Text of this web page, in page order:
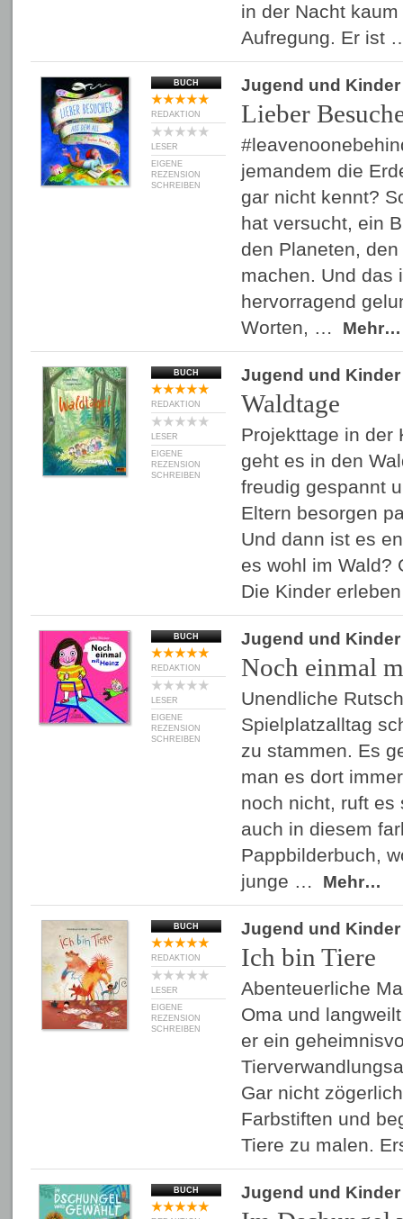
in der Nacht
Aufregung. Er ist
BUCH
REDAKTION
LESER
EIGENE
REZENSION
SCHREIBEN
Jugend und Kinder
Lieber
jemandem die
gar nicht kennt?
hat versucht, ein
den Planeten,
machen. Und das
hervorragend
Worten, …
Mehr…
BUCH
REDAKTION
LESER
EIGENE
REZENSION
SCHREIBEN
Jugend und Kinder
Waldtage
Projekttage in der
geht es in den
freudig gespannt
Eltern besorgen
Und dann ist es
es wohl im Wald?
Die Kinder
BUCH
REDAKTION
LESER
EIGENE
REZENSION
SCHREIBEN
Jugend und Kinder
Noch einmal
Unendliche
Spielplatzalltag
zu stammen. Es
man es dort
noch nicht, ruft es
auch in diesem
Pappbilderbuch,
junge …
Mehr…
BUCH
REDAKTION
LESER
EIGENE
REZENSION
SCHREIBEN
Jugend und Kinder
Ich bin Tiere
Abenteuerliche
Oma und
er ein
Gar nicht
Farbstiften und
Tiere zu malen.
BUCH Jugend und Kinder